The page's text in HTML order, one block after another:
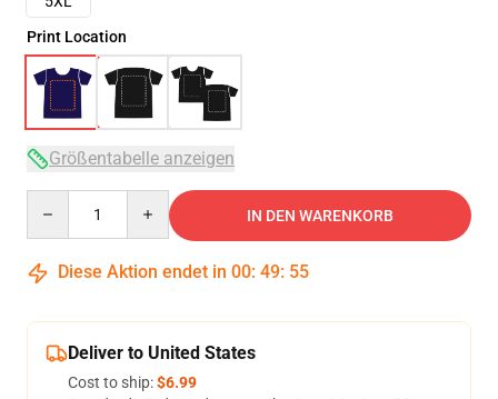
Print Location
Größentabelle anzeigen
IN DEN WARENKORB
Diese Aktion endet in 00: 49: 54
Deliver to United States
Cost to ship:$6.99